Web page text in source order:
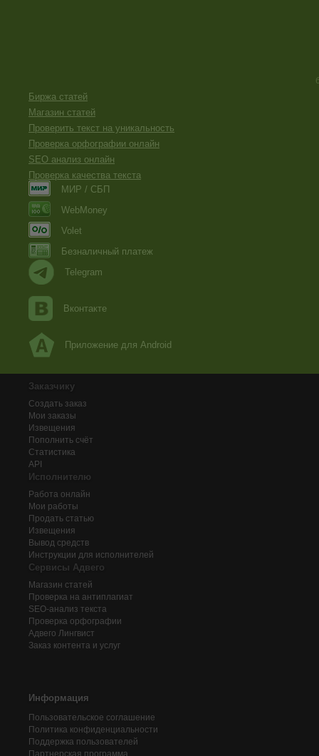
Биржа статей
Магазин статей
Проверить текст на уникальность
Проверка орфографии онлайн
SEO анализ онлайн
Проверка качества текста
МИР / СБП
WebMoney
Volet
Безналичный платеж
Telegram
Вконтакте
Приложение для Android
Заказчику
Создать заказ
Мои заказы
Извещения
Пополнить счёт
Статистика
API
Исполнителю
Работа онлайн
Мои работы
Продать статью
Извещения
Вывод средств
Инструкции для исполнителей
Сервисы Адвего
Магазин статей
Проверка на антиплагиат
SEO-анализ текста
Проверка орфографии
Адвего Лингвист
Заказ контента и услуг
Информация
Пользовательское соглашение
Политика конфиденциальности
Поддержка пользователей
Партнерская программа